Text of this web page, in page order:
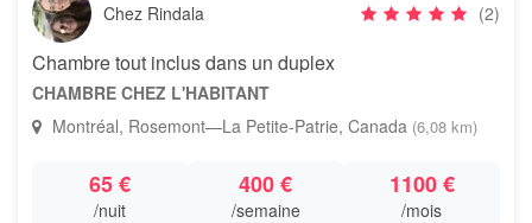
Chez Rindala (2)
Chambre tout inclus dans un duplex
CHAMBRE CHEZ L'HABITANT
Montréal, Rosemont—La Petite-Patrie, Canada (6,08 km)
65 €
/nuit
400 €
/semaine
1100 €
/mois